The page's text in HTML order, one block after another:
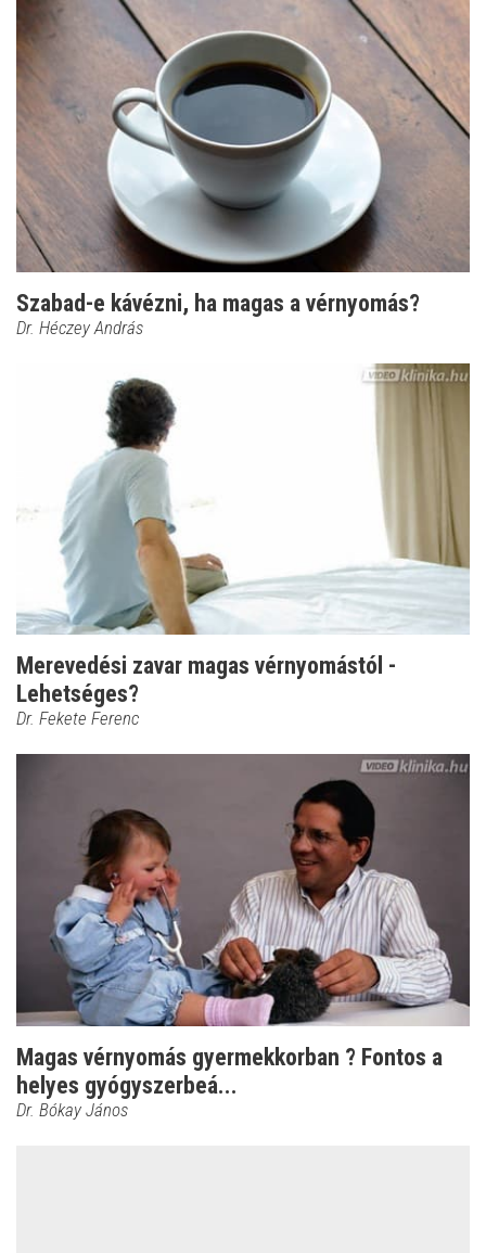
Szabad-e kávézni, ha magas a vérnyomás?
Dr. Héczey András
Merevedési zavar magas vérnyomástól -
Lehetséges?
Dr. Fekete Ferenc
Magas vérnyomás gyermekkorban ? Fontos a
helyes gyógyszerbeá...
Dr. Bókay János